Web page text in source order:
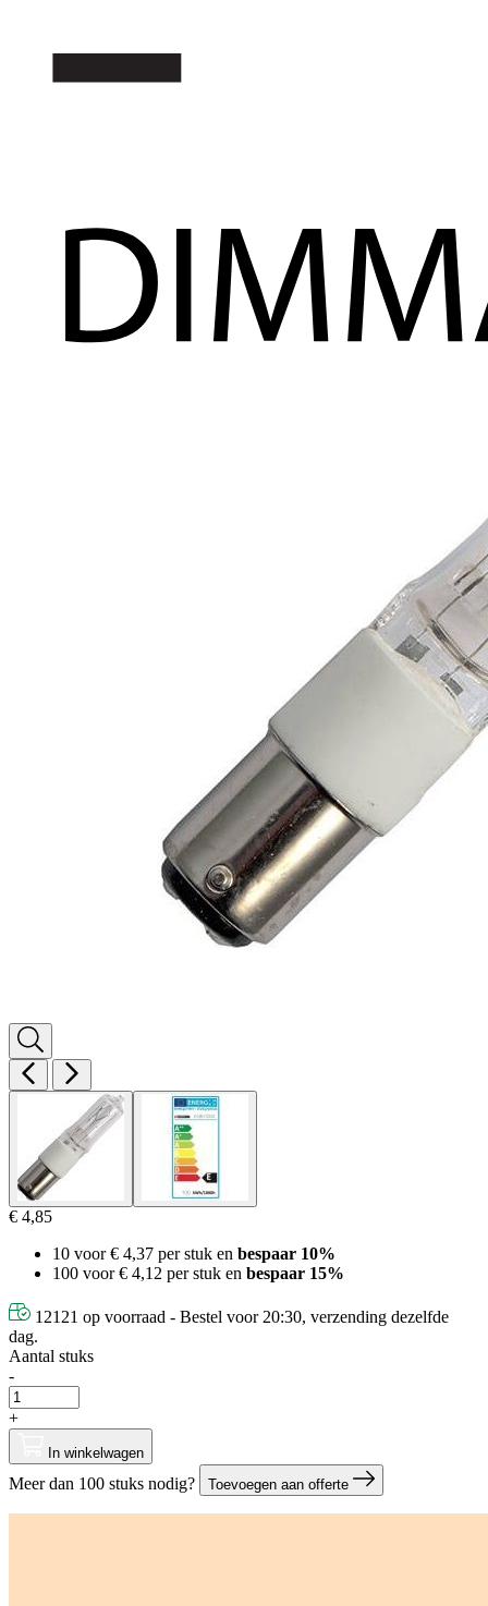
€ 4,85
10 voor€ 4,37 per stuk en bespaar 10%
100 voor€ 4,12 per stuk en bespaar 15%
12121 op voorraad - Bestel voor 20:30, verzending dezelfde
dag.
Aantal stuks
-
+
In winkelwagen
Meer dan 100 stuks nodig? Toevoegen aan offerte